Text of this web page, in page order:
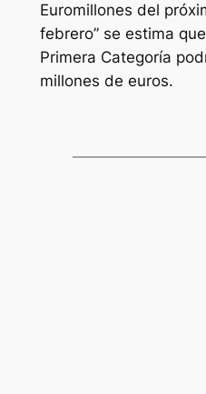
Euromillones del
febrero” se estima
Primera Categoría
millones de euros.